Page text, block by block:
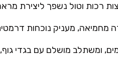
רכות וטול נשפך ליצירת
מחמיאה, מעניק נוכחות
ומשתלב מושלם עם בגדי